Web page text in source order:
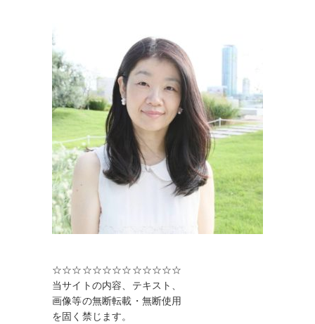
☆☆☆☆☆☆☆☆☆☆☆☆☆
当サイトの内容、テキスト、
画像等の無断転載・無断使用
を固く禁じます。